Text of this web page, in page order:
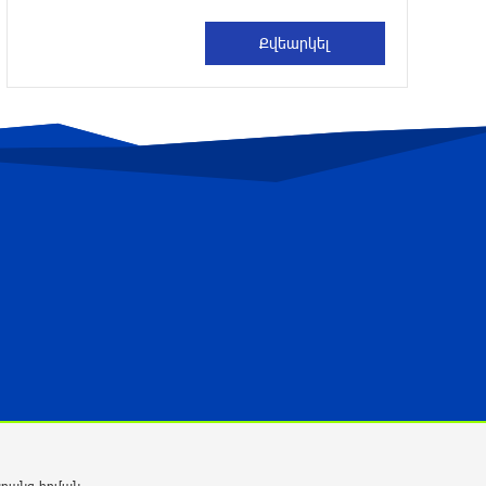
Ռուսաստանը խմբային հարվածներ է
հասցրել Ուկրաինային
Մահացել է 26-ամյա հայտնի
12-ին և 13-ին գազ չի լինելու